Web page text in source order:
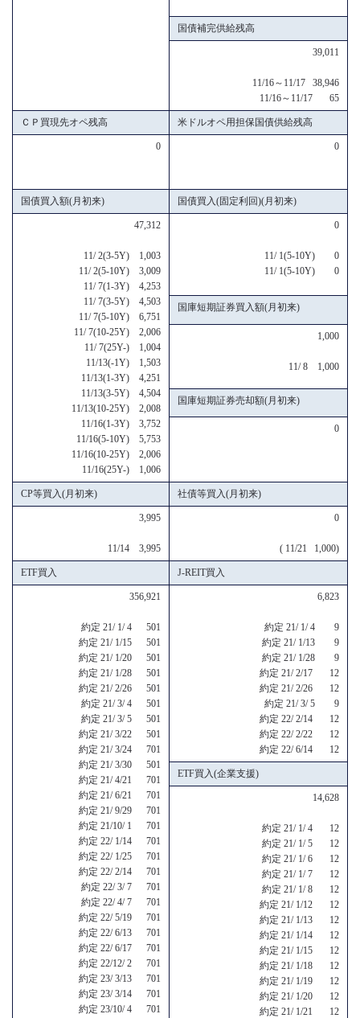
国債補完供給残高
39,011
11/16～11/17 38,946
11/16～11/17 65
ＣＰ買現先オペ残高 米ドルオペ用担保国債供給残高
0 0
国債買入額(月初来) 国債買入(固定利回)(月初来)
47,312
11/ 2(3-5Y) 1,003
11/ 2(5-10Y) 3,009
11/ 7(1-3Y) 4,253
11/ 7(3-5Y) 4,503
11/ 7(5-10Y) 6,751
11/ 7(10-25Y) 2,006
11/ 7(25Y-) 1,004
11/13(-1Y) 1,503
11/13(1-3Y) 4,251
11/13(3-5Y) 4,504
11/13(10-25Y) 2,008
11/16(1-3Y) 3,752
11/16(5-10Y) 5,753
11/16(10-25Y) 2,006
11/16(25Y-) 1,006
0
11/ 1(5-10Y) 0
11/ 1(5-10Y) 0
国庫短期証券買入額(月初来)
1,000
11/ 8 1,000
国庫短期証券売却額(月初来)
0
CP等買入(月初来) 社債等買入(月初来)
3,995
11/14 3,995
0
( 11/21 1,000)
ETF買入 J-REIT買入
356,921
約定 21/ 1/ 4 501
約定 21/ 1/15 501
約定 21/ 1/20 501
約定 21/ 1/28 501
約定 21/ 2/26 501
約定 21/ 3/ 4 501
約定 21/ 3/ 5 501
約定 21/ 3/22 501
約定 21/ 3/24 701
約定 21/ 3/30 501
約定 21/ 4/21 701
約定 21/ 6/21 701
約定 21/ 9/29 701
約定 21/10/ 1 701
約定 22/ 1/14 701
約定 22/ 1/25 701
約定 22/ 2/14 701
約定 22/ 3/ 7 701
約定 22/ 4/ 7 701
約定 22/ 5/19 701
約定 22/ 6/13 701
約定 22/ 6/17 701
約定 22/12/ 2 701
約定 23/ 3/13 701
約定 23/ 3/14 701
約定 23/10/ 4 701
6,823
約定 21/ 1/ 4 9
約定 21/ 1/13 9
約定 21/ 1/28 9
約定 21/ 2/17 12
約定 21/ 2/26 12
約定 21/ 3/ 5 9
約定 22/ 2/14 12
約定 22/ 2/22 12
約定 22/ 6/14 12
ETF買入(企業支援)
14,628
約定 21/ 1/ 4 12
約定 21/ 1/ 5 12
約定 21/ 1/ 6 12
約定 21/ 1/ 7 12
約定 21/ 1/ 8 12
約定 21/ 1/12 12
約定 21/ 1/13 12
約定 21/ 1/14 12
約定 21/ 1/15 12
約定 21/ 1/18 12
約定 21/ 1/19 12
約定 21/ 1/20 12
約定 21/ 1/21 12